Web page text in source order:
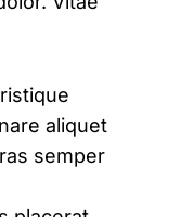
aliquet
semper